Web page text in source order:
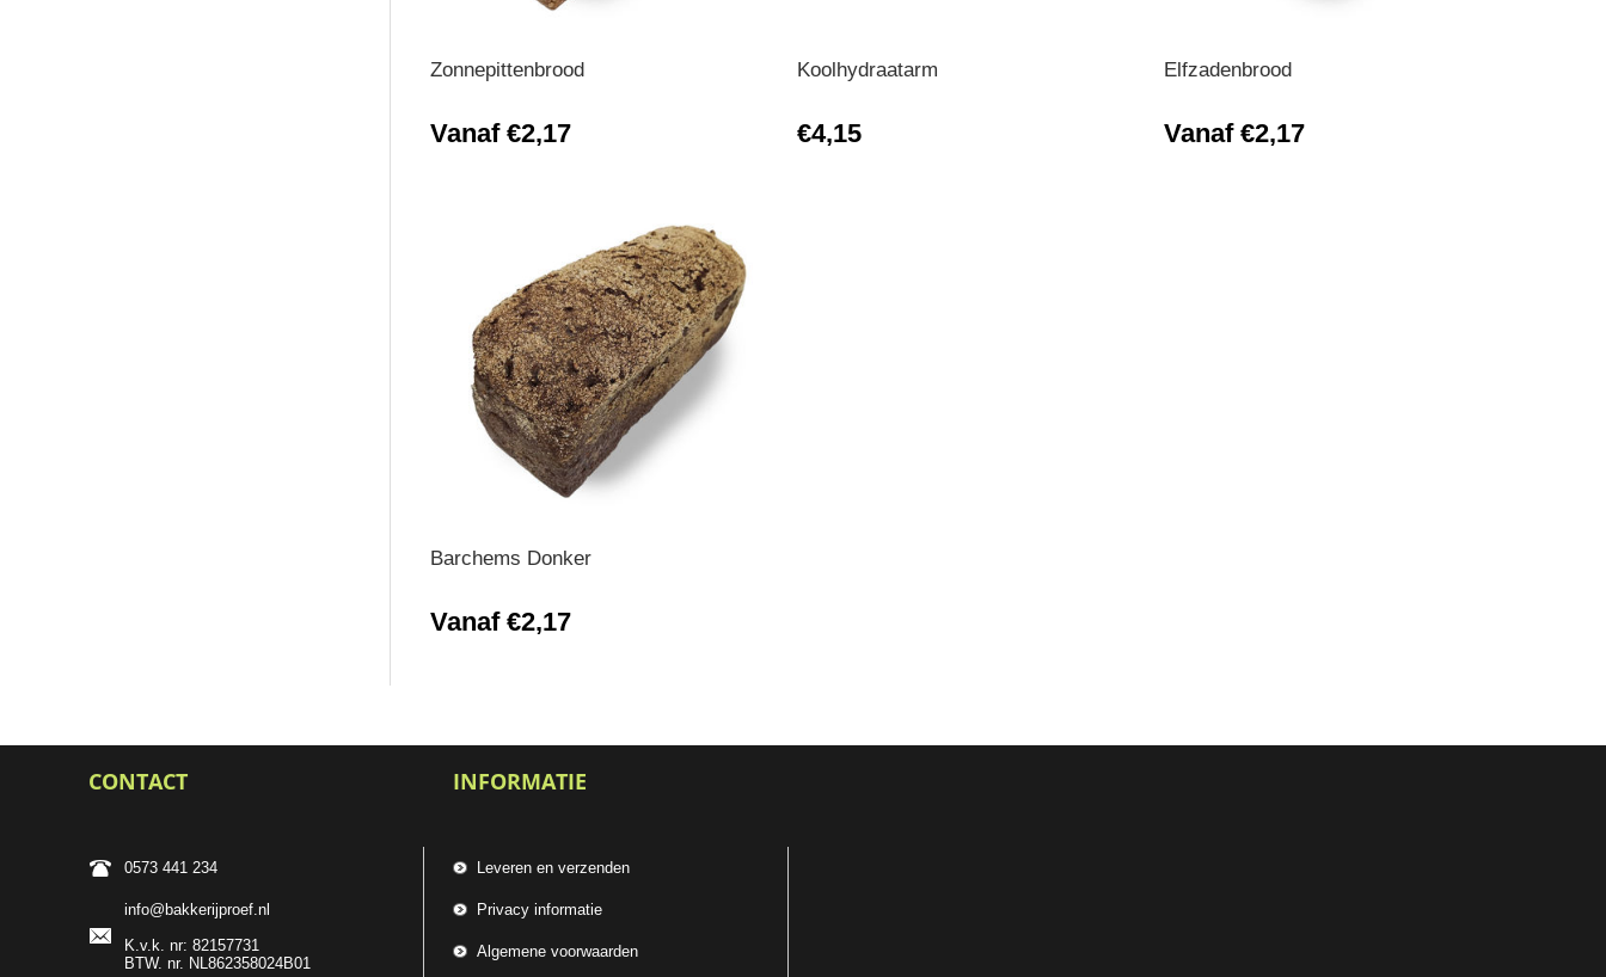
Zonnepittenbrood
Vanaf €2,17
Koolhydraatarm
€4,15
Elfzadenbrood
Vanaf €2,17
Barchems Donker
Vanaf €2,17
CONTACT
0573 441 234
info@bakkerijproef.nl
K.v.k. nr: 82157731
BTW. nr. NL862358024B01
INFORMATIE
Leveren en verzenden
Privacy informatie
Algemene voorwaarden